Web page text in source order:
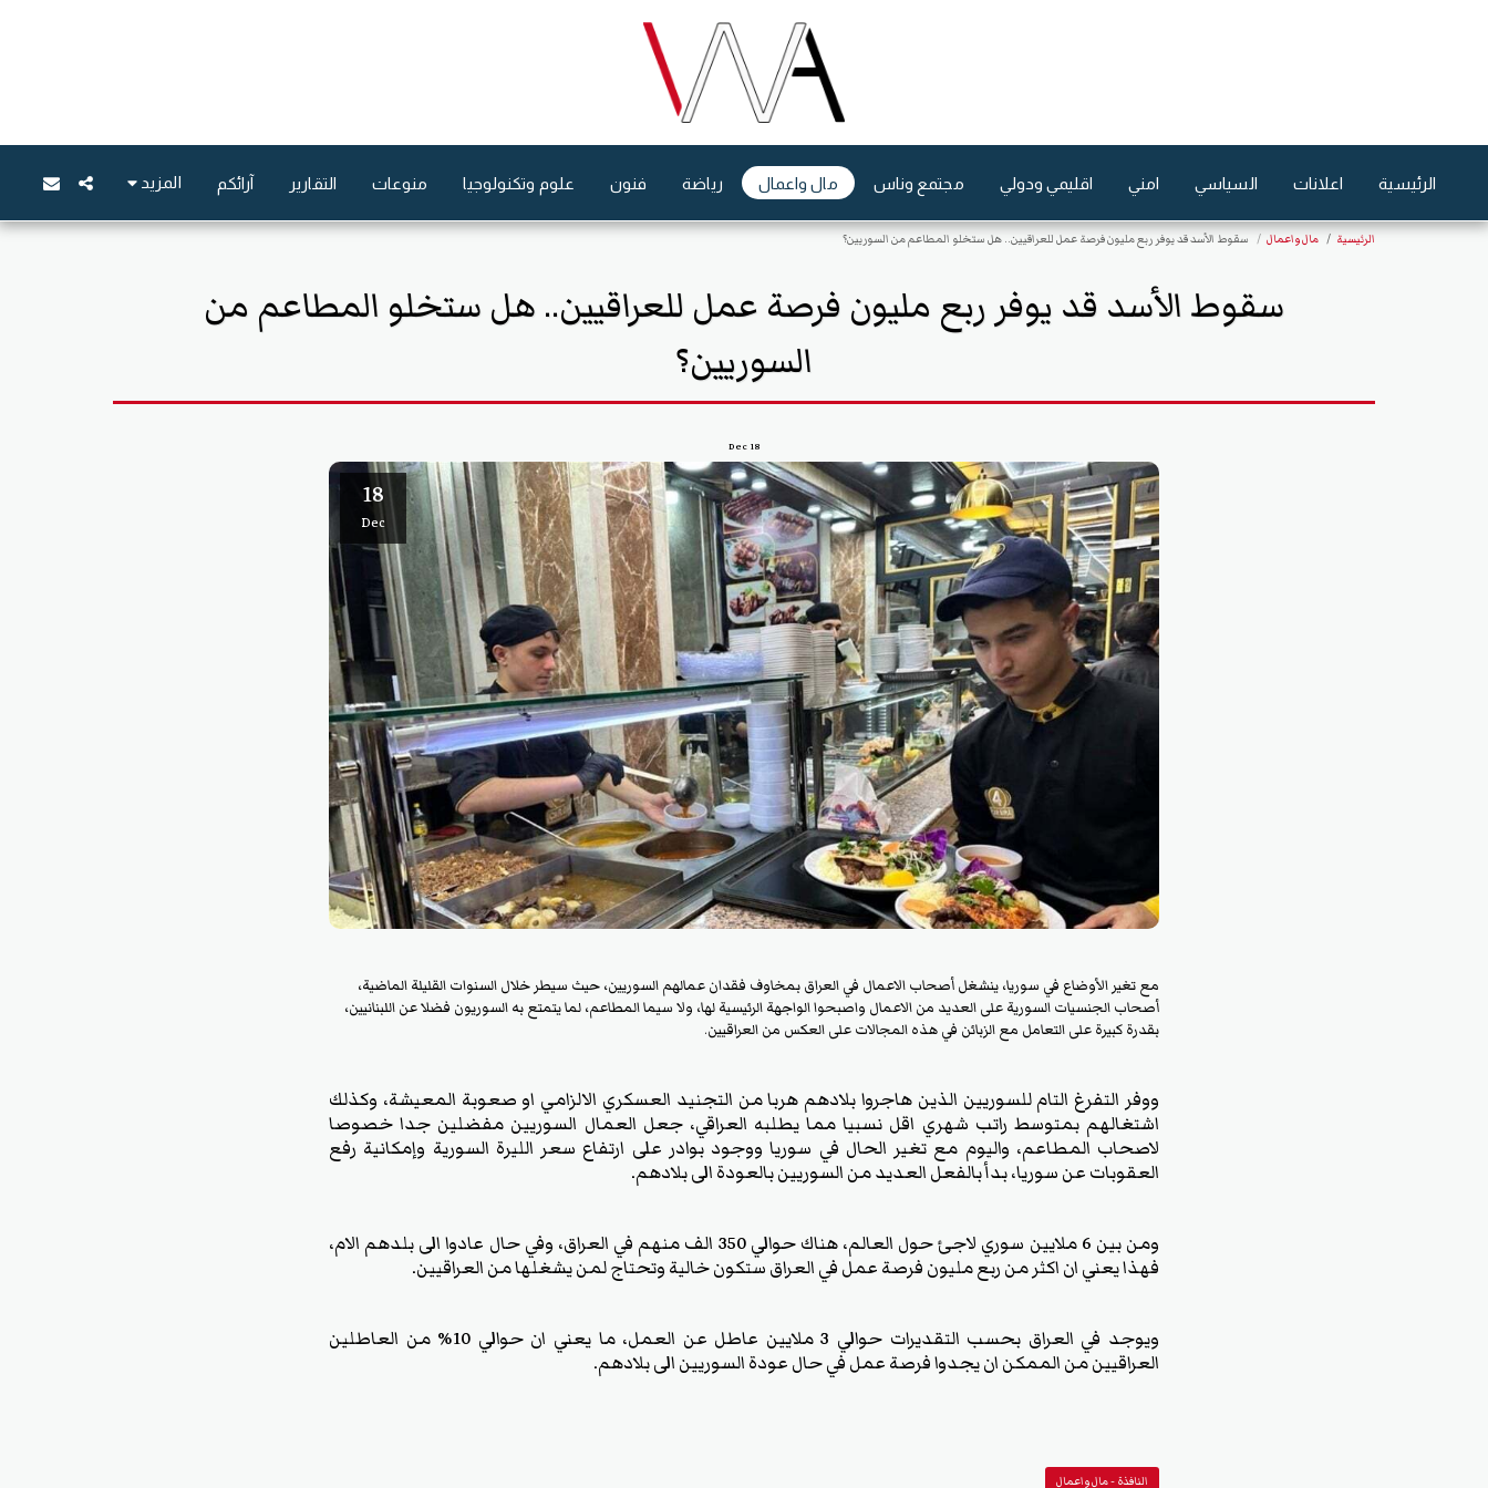
الرئيسية اعلانات السياسي امني اقليمي ودولي مجتمع وناس مال واعمال رياضة فنون علوم وتكنولوجيا منوعات التقارير آرائكم المزيد
الرئيسية مال واعمال سقوط الأسد قد يوفر ربع مليون فرصة عمل للعراقيين.. هل ستخلو المطاعم من السوريين؟
سقوط الأسد قد يوفر ربع مليون فرصة عمل للعراقيين.. هل ستخلو المطاعم من
السوريين؟
18
Dec
18
Dec
مع تغير الأوضاع في سوريا، ينشغل أصحاب الاعمال في العراق بمخاوف فقدان عمالهم السوريين، حيث سيطر خلال السنوات القليلة الماضية،
أصحاب الجنسيات السورية على العديد من الاعمال واصبحوا الواجهة الرئيسية لها، ولا سيما المطاعم، لما يتمتع به السوريون فضلا عن اللبنانيين،
بقدرة كبيرة على التعامل مع الزبائن في هذه المجالات على العكس من العراقيين.
ووفر التفرغ التام للسوريين الذين هاجروا بلادهم هربا من التجنيد العسكري الالزامي او صعوبة المعيشة، وكذلك
اشتغالهم بمتوسط راتب شهري اقل نسبيا مما يطلبه العراقي، جعل العمال السوريين مفضلين جدا خصوصا
لاصحاب المطاعم، واليوم مع تغير الحال في سوريا ووجود بوادر على ارتفاع سعر الليرة السورية وإمكانية رفع
العقوبات عن سوريا، بدأ بالفعل العديد من السوريين بالعودة الى بلادهم.
ومن بين 6 ملايين سوري لاجئ حول العالم، هناك حوالي 350 الف منهم في العراق، وفي حال عادوا الى بلدهم الام،
فهذا يعني ان اكثر من ربع مليون فرصة عمل في العراق ستكون خالية وتحتاج لمن يشغلها من العراقيين.
ويوجد في العراق بحسب التقديرات حوالي 3 ملايين عاطل عن العمل، ما يعني ان حوالي 10% من العاطلين
العراقيين من الممكن ان يجدوا فرصة عمل في حال عودة السوريين الى بلادهم.
النافذة - مال واعمال